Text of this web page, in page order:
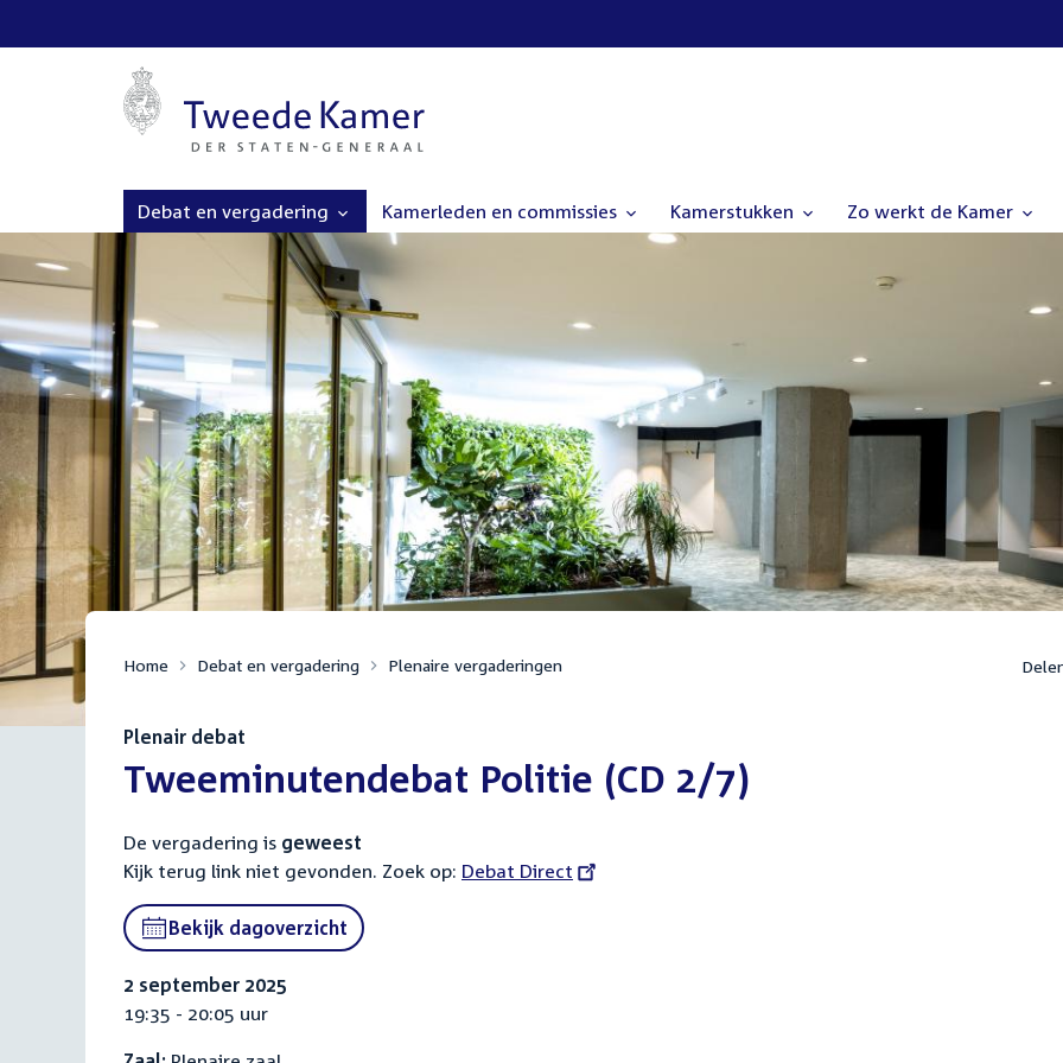
Debat en vergadering Kamerleden en commissies Kamerstukken Zo werkt de Kamer
Home Debat en vergadering Plenaire vergaderingen
Plenair debat
:Tweeminutendebat Politie (CD 2/7)
De vergadering is geweest
Kijk terug link niet gevonden. Zoek op: External
Debat Direct
Bekijk dagoverzicht
2 september 2025
19:35 - 20:05 uur